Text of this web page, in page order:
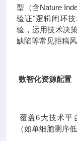
型（含Nature
验证"逻辑闭环
验，运用技术决
缺陷等常见拒稿
数智化资源配置
覆盖6大技术平
（如单细胞测序